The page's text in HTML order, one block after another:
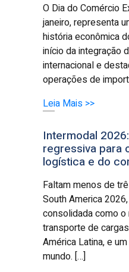
O Dia do Comércio
janeiro, representa
história econômica
início da integração
internacional e
operações de
Leia Mais >>
Intermodal
regressiva para
logística e do
Faltam menos de
South America
consolidada como
transporte de
América Latina, e
mundo. […]